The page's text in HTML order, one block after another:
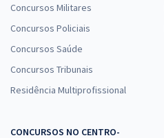
Concursos Militares
Concursos Policiais
Concursos Saúde
Concursos Tribunais
Residência Multiprofissional
CONCURSOS NO CENTRO-